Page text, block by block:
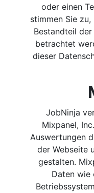
oder einen
stimmen Sie
Bestandteil
betrachtet
dieser
JobNinja
Mixpanel,
Auswertungen
der Webseite
gestalten.
Daten wie